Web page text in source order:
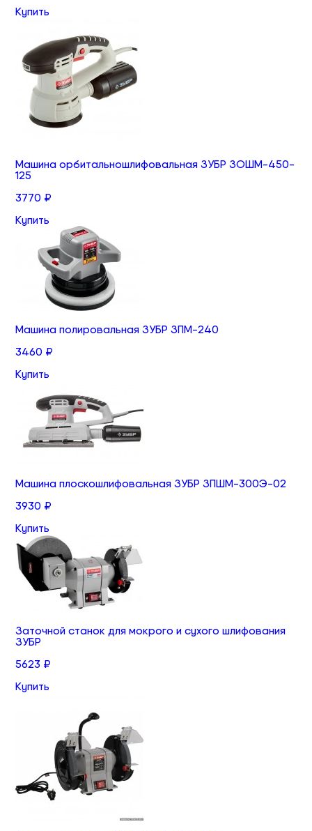
Купить
Машина орбитальношлифовальная ЗУБР ЗОШМ-450-
125
3770 ₽
Купить
Машина полировальная ЗУБР ЗПМ-240
3460 ₽
Купить
Машина плоскошлифовальная ЗУБР ЗПШМ-300Э-02
3930 ₽
Купить
Заточной станок для мокрого и сухого шлифования
ЗУБР
5623 ₽
Купить